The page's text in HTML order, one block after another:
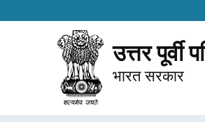
उत्तर पूर्वी
भारत सरकार